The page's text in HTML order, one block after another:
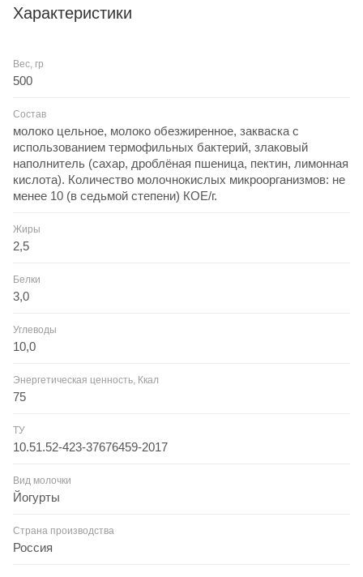
Натуральная основа идеально подойдет тем, кто
Характеристики
Вес, гр
500
Состав
молоко цельное, молоко обезжиренное, закваска с
использованием термофильных бактерий, злаковый
наполнитель (сахар, дроблёная пшеница, пектин, лимонная
кислота). Количество молочнокислых микроорганизмов: не
менее 10 (в седьмой степени) КОЕ/г.
Жиры
2,5
Белки
3,0
Углеводы
10,0
Энергетическая ценность, Ккал
75
ТУ
10.51.52-423-37676459-2017
Вид молочки
Йогурты
Страна производства
Россия